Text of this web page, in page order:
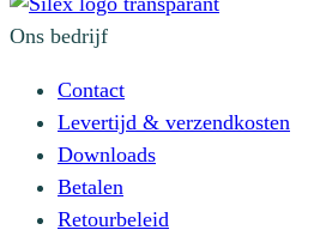
€ 5,63.€ 1,24.
Ons bedrijf
Contact
Levertijd & verzendkosten
Downloads
Betalen
Retourbeleid